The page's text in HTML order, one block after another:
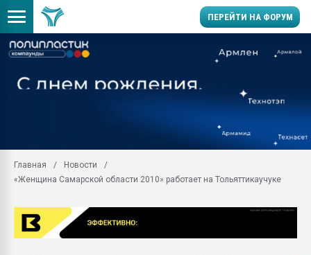
ПЕРЕЙТИ НА ФОРУМ
Вакуум-формовочные
ближайшее
28.07.2026
бутылок
Главная
Новости
«Женщина Самарской области 2010» работает на Тольяттикаучуке